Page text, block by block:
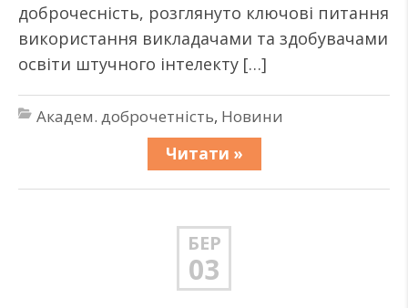
доброчесність, розглянуто ключові питання
використання викладачами та здобувачами
освіти штучного інтелекту […]
Академ. доброчетність, Новини
Читати »
БЕР
03